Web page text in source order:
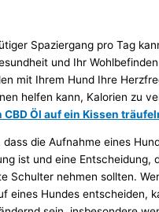
Spaziergang pro Tag
und Ihr
mit Ihrem Hund Ihre
helfen kann, Kalorien zu
CBD Öl auf ein Kissen
dass die Aufnahme eines
ist und eine Entscheidung,
Schulter nehmen sollten.
eines Hundes entscheiden,